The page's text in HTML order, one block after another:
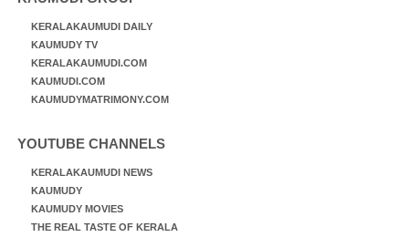
KERALAKAUMUDI DAILY
KAUMUDY TV
KERALAKAUMUDI.COM
KAUMUDI.COM
KAUMUDYMATRIMONY.COM
YOUTUBE CHANNELS
KERALAKAUMUDI NEWS
KAUMUDY
KAUMUDY MOVIES
THE REAL TASTE OF KERALA